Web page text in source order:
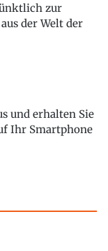
zur
der Welt der
und erhalten Sie
Ihr Smartphone